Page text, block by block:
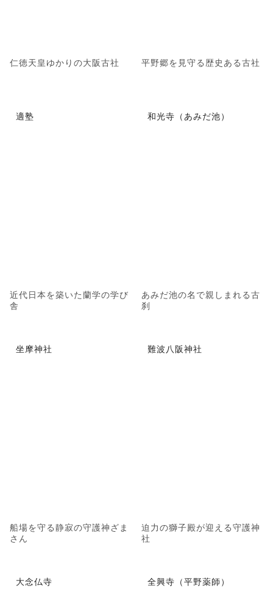
仁徳天皇ゆかりの大阪古社 平野郷を見守る歴史ある古社
適塾
近代日本を築いた蘭学の学び
舎
和光寺（あみだ池）
あみだ池の名で親しまれる古
刹
坐摩神社
船場を守る静寂の守護神ざま
さん
難波八阪神社
迫力の獅子殿が迎える守護神
社
大念仏寺 全興寺（平野薬師）